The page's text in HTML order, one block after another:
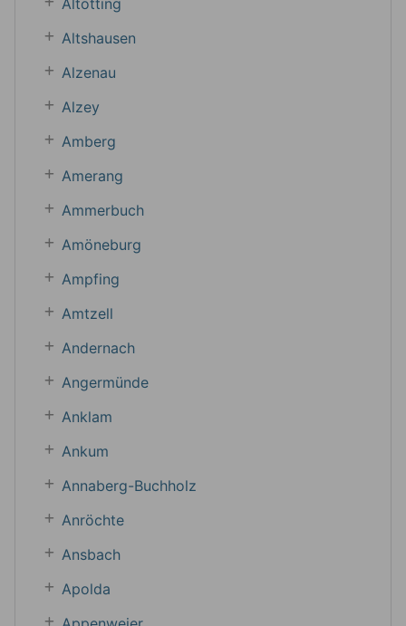
Altshausen
Alzenau
Alzey
Amberg
Amerang
Ammerbuch
Amöneburg
Ampfing
Amtzell
Andernach
Angermünde
Anklam
Ankum
Annaberg-Buchholz
Anröchte
Ansbach
Apolda